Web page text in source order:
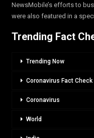
NewsMobile’s efforts to
were also featured in a
Trending Fact
Trending Now
Coronavirus Fact Check
Coronavirus
World